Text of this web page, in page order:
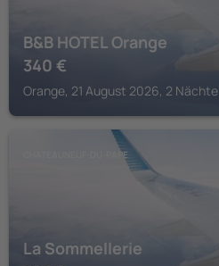
B&B HOTEL Orange
340 €
Orange, 21 August 2026, 2 Nächte
CHATEAUNEUF-DU-PAPE
La Sommellerie